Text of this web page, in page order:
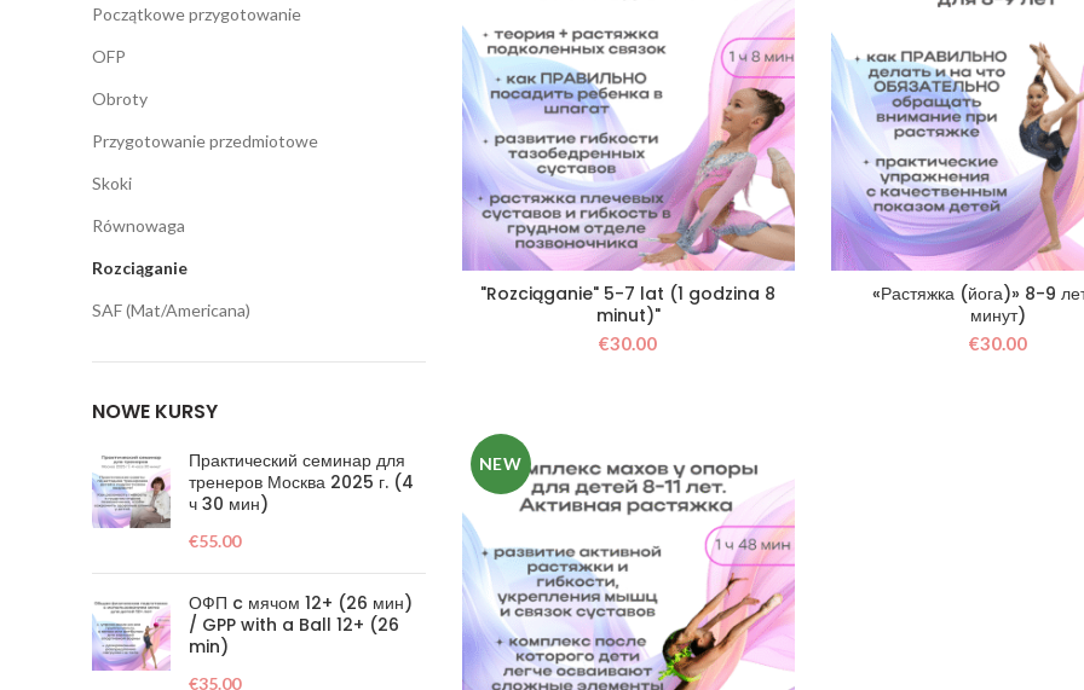
Początkowe przygotowanie
OFP
Obroty
Przygotowanie przedmiotowe
Skoki
Równowaga
Rozciąganie
SAF (Mat/Americana)
NOWE KURSY
Практический семинар для
тренеров Москва 2025 г. (4
ч 30 мин)
€55.00
ОФП c мячом 12+ (26 мин)
/ GPP with a Ball 12+ (26
min)
€35.00
"Rozciąganie" 5-7 lat (1 godzina 8
minut)"
€30.00
«Растяжка (йога)» 8-9
минут)
€30.00
NEW